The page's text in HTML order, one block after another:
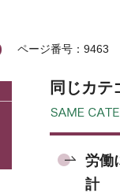
ページ番号：9463
同じカテ
労働
計